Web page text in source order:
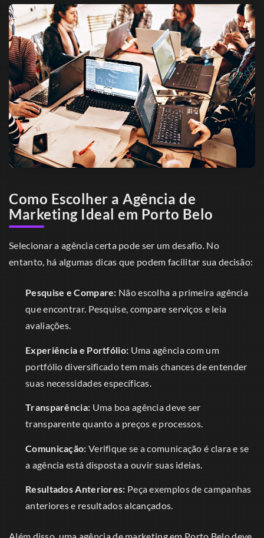
Como Escolher a Agência de
Marketing Ideal em Porto Belo
Selecionar a agência certa pode ser um desafio. No
entanto, há algumas dicas que podem facilitar sua decisão:
Pesquise e Compare: Não escolha a primeira agência
que encontrar. Pesquise, compare serviços e leia
avaliações.
Experiência e Portfólio: Uma agência com um
portfólio diversificado tem mais chances de entender
suas necessidades específicas.
Transparência: Uma boa agência deve ser
transparente quanto a preços e processos.
Comunicação: Verifique se a comunicação é clara e se
a agência está disposta a ouvir suas ideias.
Resultados Anteriores: Peça exemplos de campanhas
anteriores e resultados alcançados.